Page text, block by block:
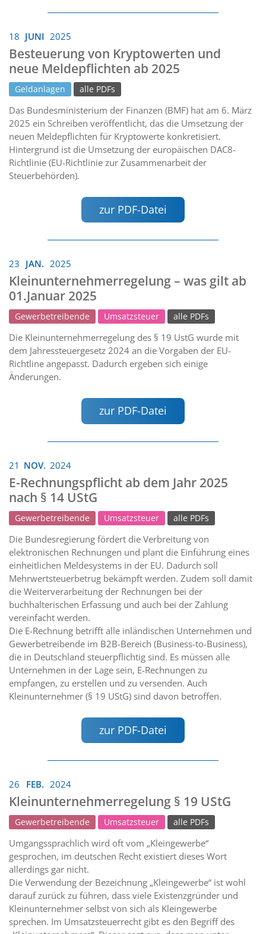
18 JUNI 2025
Besteuerung von Kryptowerten und
neue Meldepflichten ab 2025
Geldanlagen alle PDFs
Das Bundesministerium der Finanzen (BMF) hat am 6. März
2025 ein Schreiben veröffentlicht, das die Umsetzung der
neuen Meldepflichten für Kryptowerte konkretisiert.
Hintergrund ist die Umsetzung der europäischen DAC8-
Richtlinie (EU-Richtlinie zur Zusammenarbeit der
Steuerbehörden).
zur PDF-Datei
23 JAN. 2025
Kleinunternehmerregelung – was gilt ab
01.Januar 2025
Gewerbetreibende Umsatzsteuer alle PDFs
Die Kleinunternehmerregelung des § 19 UstG wurde mit
dem Jahressteuergesetz 2024 an die Vorgaben der EU-
Richtline angepasst. Dadurch ergeben sich einige
Änderungen.
zur PDF-Datei
21 NOV. 2024
E-Rechnungspflicht ab dem Jahr 2025
nach § 14 UStG
Gewerbetreibende Umsatzsteuer alle PDFs
Die Bundesregierung fördert die Verbreitung von
elektronischen Rechnungen und plant die Einführung eines
einheitlichen Meldesystems in der EU. Dadurch soll
Mehrwertsteuerbetrug bekämpft werden. Zudem soll damit
die Weiterverarbeitung der Rechnungen bei der
buchhalterischen Erfassung und auch bei der Zahlung
vereinfacht werden.
Die E-Rechnung betrifft alle inländischen Unternehmen und
Gewerbetreibende im B2B-Bereich (Business-to-Business),
die in Deutschland steuerpflichtig sind. Es müssen alle
Unternehmen in der Lage sein, E-Rechnungen zu
empfangen, zu erstellen und zu versenden. Auch
Kleinunternehmer (§ 19 UStG) sind davon betroffen.
zur PDF-Datei
26 FEB. 2024
Kleinunternehmerregelung § 19 UStG
Gewerbetreibende Umsatzsteuer alle PDFs
Umgangssprachlich wird oft vom „Kleingewerbe“
gesprochen, im deutschen Recht existiert dieses Wort
allerdings gar nicht.
Die Verwendung der Bezeichnung „Kleingewerbe“ ist wohl
darauf zurück zu führen, dass viele Existenzgründer und
Kleinunternehmer selbst von sich als Kleingewerbe
sprechen. Im Umsatzsteuerrecht gibt es den Begriff des